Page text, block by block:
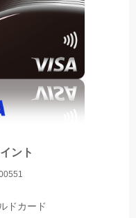
ント
ドカード